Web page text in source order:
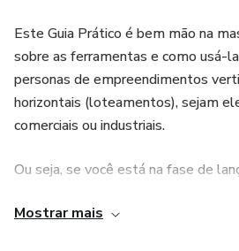
Este Guia Prático é bem mão na
sobre as ferramentas e como usá-
personas de empreendimentos
horizontais (loteamentos), sejam
comerciais ou industriais.
Ou seja, se você está na fase de
desenhou as personas mas está em
Mostrar mais